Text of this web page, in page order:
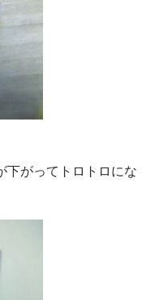
下がってトロトロにな